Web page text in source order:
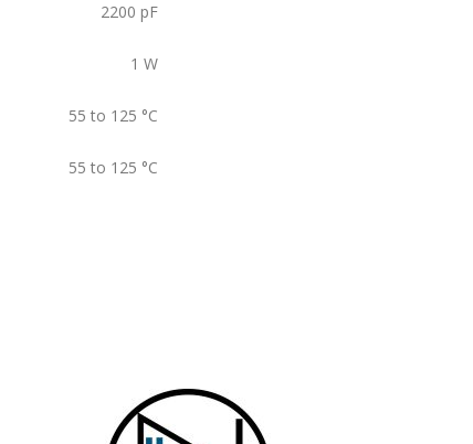
2200 pF
1 W
55 to 125 °C
55 to 125 °C